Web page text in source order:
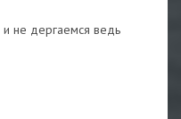
не дергаемся ведь